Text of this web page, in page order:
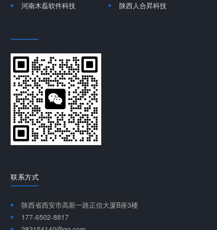
河南木磊软件科技 陕西人合昇科技
联系方式
陕西省西安市高新一路正信大厦B座3楼
177-6502-8817